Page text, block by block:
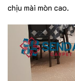
chịu mài mòn cao.